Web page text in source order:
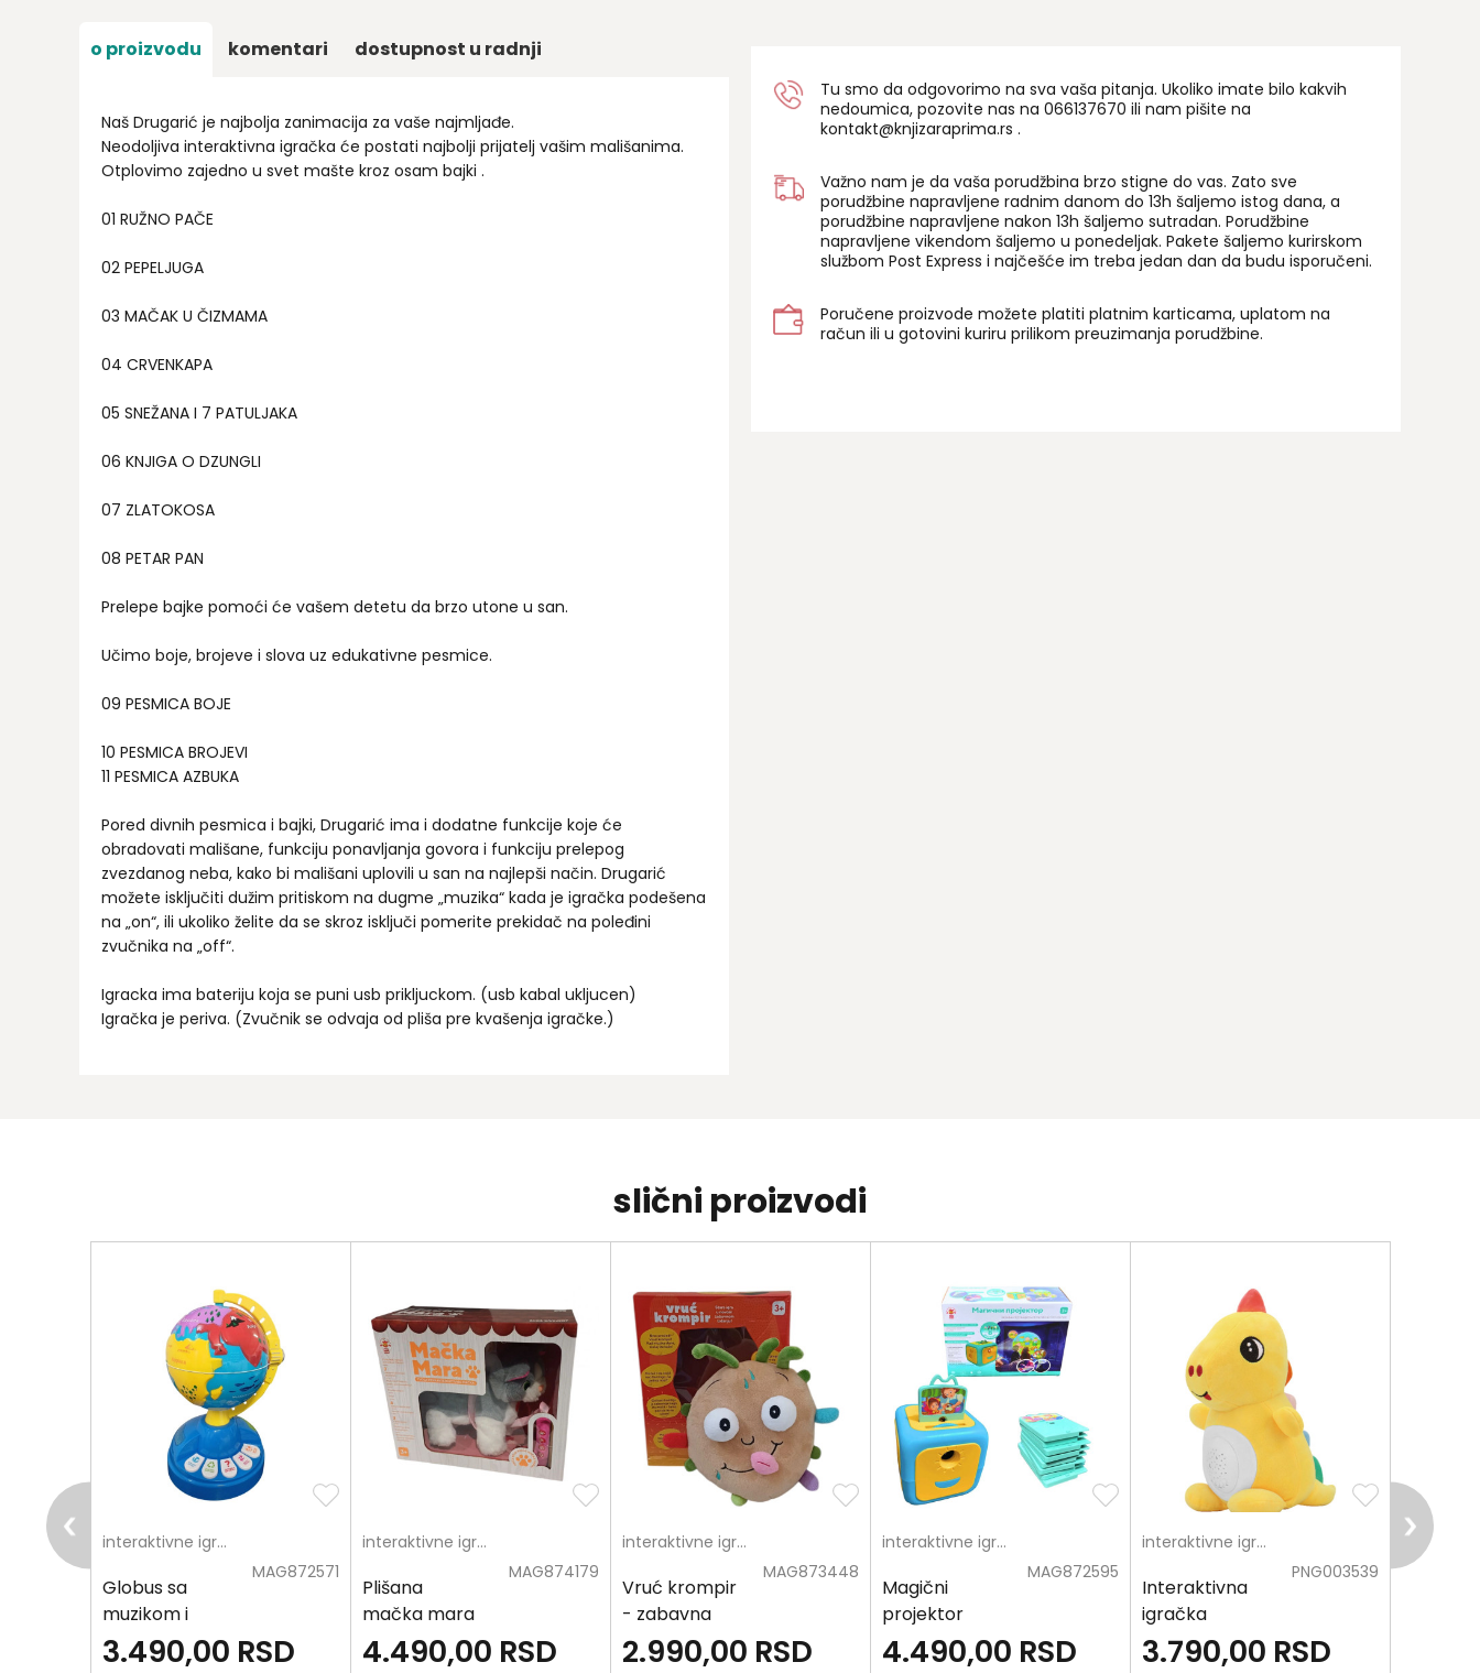
o proizvodu komentari dostupnost u radnji
Naš Drugarić je najbolja zanimacija za vaše najmljađe.
Neodoljiva interaktivna igračka će postati najbolji prijatelj vašim mališanima.
Otplovimo zajedno u svet mašte kroz osam bajki .
01 RUŽNO PAČE
02 PEPELJUGA
03 MAČAK U ČIZMAMA
04 CRVENKAPA
05 SNEŽANA I 7 PATULJAKA
06 KNJIGA O DZUNGLI
07 ZLATOKOSA
08 PETAR PAN
Prelepe bajke pomoći će vašem detetu da brzo utone u san.
Učimo boje, brojeve i slova uz edukativne pesmice.
09 PESMICA BOJE
10 PESMICA BROJEVI
11 PESMICA AZBUKA
Pored divnih pesmica i bajki, Drugarić ima i dodatne funkcije koje će
obradovati mališane, funkciju ponavljanja govora i funkciju prelepog
zvezdanog neba, kako bi mališani uplovili u san na najlepši način. Drugarić
možete isključiti dužim pritiskom na dugme „muzika“ kada je igračka podešena
na „on“, ili ukoliko želite da se skroz isključi pomerite prekidač na poleđini
zvučnika na „off“.
Igracka ima bateriju koja se puni usb prikljuckom. (usb kabal ukljucen)
Igračka je periva. (Zvučnik se odvaja od pliša pre kvašenja igračke.)
pošalji
Tu smo da odgovorimo na sva vaša pitanja. Ukoliko imate bilo kakvih
nedoumica, pozovite nas na 066137670 ili nam pišite na
kontakt@knjizaraprima.rs .
Važno nam je da vaša porudžbina brzo stigne do vas. Zato sve
porudžbine napravljene radnim danom do 13h šaljemo istog dana, a
porudžbine napravljene nakon 13h šaljemo sutradan. Porudžbine
napravljene vikendom šaljemo u ponedeljak. Pakete šaljemo kurirskom
službom Post Express i najčešće im treba jedan dan da budu isporučeni.
Poručene proizvode možete platiti platnim karticama, uplatom na
račun ili u gotovini kuriru prilikom preuzimanja porudžbine.
slični proizvodi
interaktivne igračke
MAG872571
Globus sa
muzikom i
svetlom
3.490,00 RSD
interaktivne igračke
MAG874179
Plišana
mačka mara
4.490,00 RSD
interaktivne igračke
MAG873448
Vruć krompir
- zabavna
igra
2.990,00 RSD
interaktivne igračke
MAG872595
Magični
projektor
4.490,00 RSD
interaktivne igračke
PNG003539
Interaktivna
igračka
Stegosaurus
3.790,00 RSD